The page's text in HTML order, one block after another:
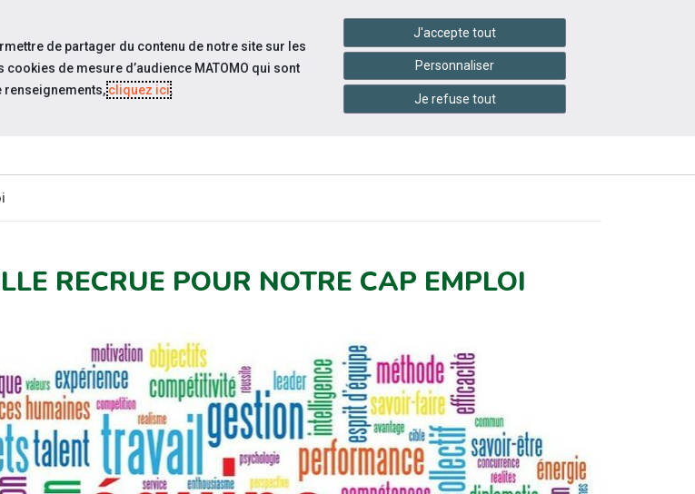
Accessibilité handshake Services en ligne
ESPACE
RESSOURCES
INFOS
PRATIQUES
NOUS
RECRUE POUR NOTRE CAP EMPLOI
de partager du contenu de notre site sur les
de mesure d’audience MATOMO qui sont
renseignements,cliquez ici.
J'accepte tout
Personnaliser
Je refuse tout